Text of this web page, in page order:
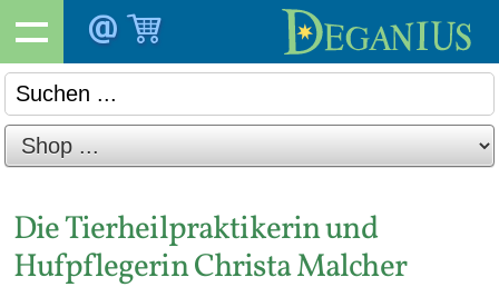
Die Tierheilpraktikerin und
Hufpflegerin Christa Malcher